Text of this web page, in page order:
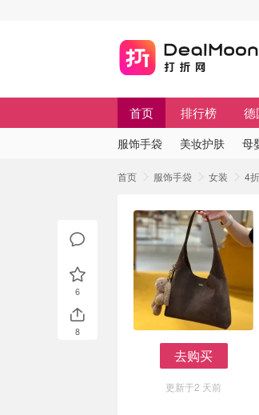
首页 排行榜 德
服饰手袋 美妆护肤 母
首页 服饰手袋 女装 4
去购买
更新于2 天前
6
8